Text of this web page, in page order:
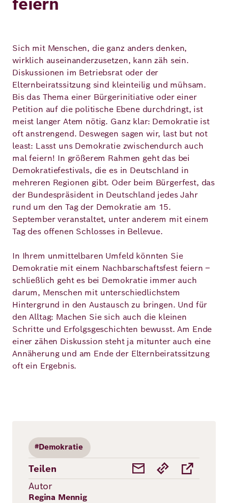
Sich mit Menschen, die ganz anders denken,
wirklich auseinanderzusetzen, kann zäh sein.
Diskussionen im Betriebsrat oder der
Elternbeiratssitzung sind kleinteilig und mühsam.
Bis das Thema einer Bürgerinitiative oder einer
Petition auf die politische Ebene durchdringt, ist
meist langer Atem nötig. Ganz klar: Demokratie ist
oft anstrengend. Deswegen sagen wir, last but not
least: Lasst uns Demokratie zwischendurch auch
mal feiern! In größerem Rahmen geht das bei
Demokratiefestivals, die es in Deutschland in
mehreren Regionen gibt. Oder beim Bürgerfest, das
der Bundespräsident in Deutschland jedes Jahr
rund um den Tag der Demokratie am 15.
September veranstaltet, unter anderem mit einem
Tag des offenen Schlosses in Bellevue.
In Ihrem unmittelbaren Umfeld könnten Sie
Demokratie mit einem Nachbarschaftsfest feiern –
schließlich geht es bei Demokratie immer auch
darum, Menschen mit unterschiedlichstem
Hintergrund in den Austausch zu bringen. Und für
den Alltag: Machen Sie sich auch die kleinen
Schritte und Erfolgsgeschichten bewusst. Am Ende
einer zähen Diskussion steht ja mitunter auch eine
Annäherung und am Ende der Elternbeiratssitzung
oft ein Ergebnis.
#Demokratie
Teilen
Autor
Regina Mennig